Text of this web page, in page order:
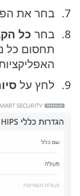
בחר את
בחר כל
תחסום כל
לחץ על